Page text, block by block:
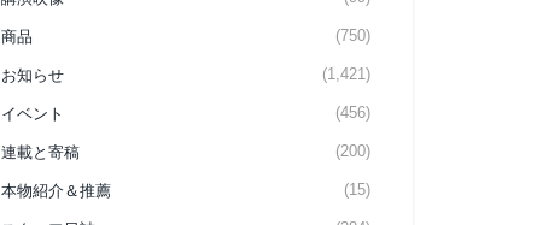
商品 (750)
お知らせ (1,421)
イベント (456)
連載と寄稿 (200)
本物紹介＆推薦 (15)